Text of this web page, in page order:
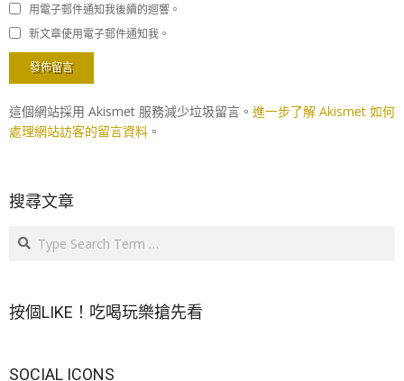
用電子郵件通知我後續的迴響。
新文章使用電子郵件通知我。
這個網站採用 Akismet 服務減少垃圾留言。 進一步了解 Akismet 如何
處理網站訪客的留言資料 。
搜尋文章
Search
按個LIKE！吃喝玩樂搶先看
SOCIAL ICONS